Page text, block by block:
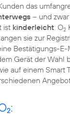
das
– und
ist kinderleicht: O2
sie zur
Bestätigungs-
Gerät der Wahl
auf einem Smart
2: